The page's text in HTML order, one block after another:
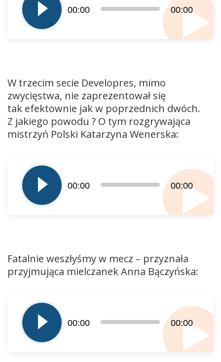
dźwiękowych
00:00 00:00
W trzecim secie Developres, mimo
zwycięstwa, nie zaprezentował się
tak efektownie jak w poprzednich dwóch.
Z jakiego powodu ? O tym rozgrywająca
mistrzyń Polski Katarzyna Wenerska:
plików
dźwiękowych
00:00 00:00
Fatalnie weszłyśmy w mecz – przyznała
przyjmująca mielczanek Anna Bączyńska:
plików
dźwiękowych
00:00 00:00